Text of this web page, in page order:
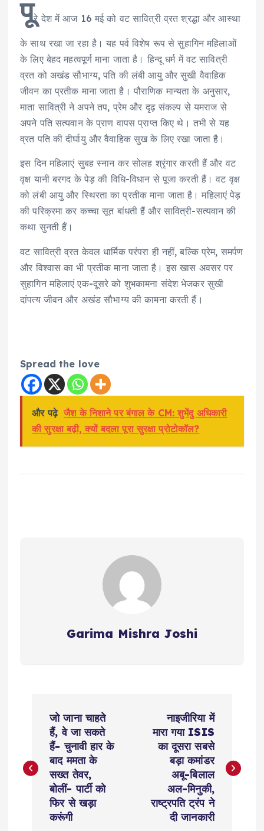
पूरे देश में आज 16 मई को वट सावित्री व्रत श्रद्धा और आस्था
के साथ रखा जा रहा है। यह पर्व विशेष रूप से सुहागिन महिलाओं
के लिए बेहद महत्वपूर्ण माना जाता है। हिन्दू धर्म में वट सावित्री
व्रत को अखंड सौभाग्य, पति की लंबी आयु और सुखी वैवाहिक
जीवन का प्रतीक माना जाता है। पौराणिक मान्यता के अनुसार,
माता सावित्री ने अपने तप, प्रेम और दृढ़ संकल्प से यमराज से
अपने पति सत्यवान के प्राण वापस प्राप्त किए थे। तभी से यह
व्रत पति की दीर्घायु और वैवाहिक सुख के लिए रखा जाता है।
इस दिन महिलाएं सुबह स्नान कर सोलह श्रृंगार करती हैं और वट
वृक्ष यानी बरगद के पेड़ की विधि-विधान से पूजा करती हैं। वट वृक्ष
को लंबी आयु और स्थिरता का प्रतीक माना जाता है। महिलाएं पेड़
की परिक्रमा कर कच्चा सूत बांधती हैं और सावित्री-सत्यवान की
कथा सुनती हैं।
वट सावित्री व्रत केवल धार्मिक परंपरा ही नहीं, बल्कि प्रेम, समर्पण
और विश्वास का भी प्रतीक माना जाता है। इस खास अवसर पर
सुहागिन महिलाएं एक-दूसरे को शुभकामना संदेश भेजकर सुखी
दांपत्य जीवन और अखंड सौभाग्य की कामना करती हैं।
Spread the love
और पढ़े जैश के निशाने पर बंगाल के CM: शुभेंदु अधिकारी
की सुरक्षा बढ़ी, क्यों बदला पूरा सुरक्षा प्रोटोकॉल?
Garima Mishra Joshi
s
जो जाना चाहते
हैं, वे जा सकते
हैं- चुनावी हार के
बाद ममता के
सख्त तेवर,
बोलीं- पार्टी को
फिर से खड़ा
करूंगी
नाइजीरिया में
मारा गया ISIS
का दूसरा सबसे
बड़ा कमांडर
अबू-बिलाल
अल-मिनुकी,
राष्ट्रपति ट्रंप ने
दी जानकारी